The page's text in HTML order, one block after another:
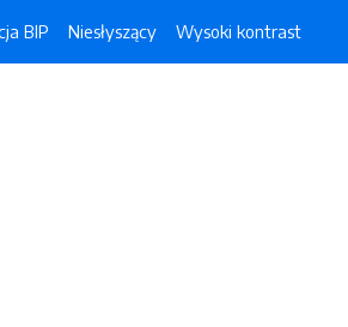
BIP Niesłyszący Wysoki kontrast